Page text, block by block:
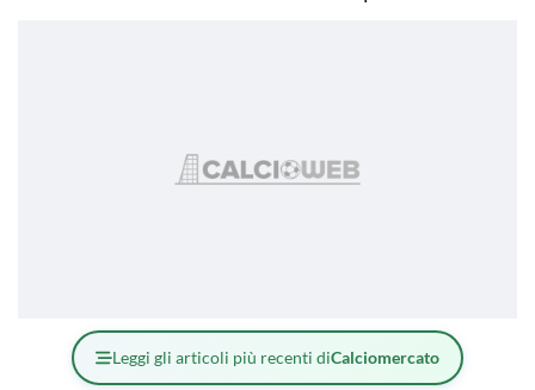
Leggi gli articoli più recenti diCalciomercato